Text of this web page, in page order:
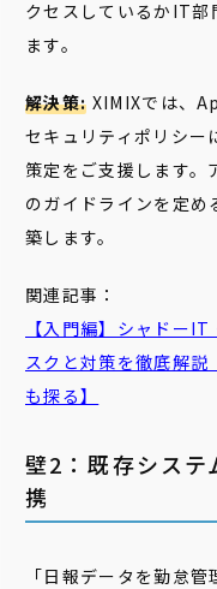
クセスしているかIT部
ます。
解決策: XIMIXでは、
セキュリティポリシー
策定をご支援します。
のガイドラインを定め
築します。
関連記事：
【入門編】シャドーIT
スクと対策を徹底解
も探る】
壁2：既存システ
携
「日報データを勤怠